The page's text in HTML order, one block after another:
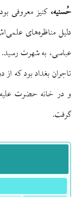
حُسنیه، کنیز معروفی
دلیل مناظره‌های
عباسی، به شهرت رسید.
تاجران بغداد بود که
و در خانه حضرت علیه
گرفت.